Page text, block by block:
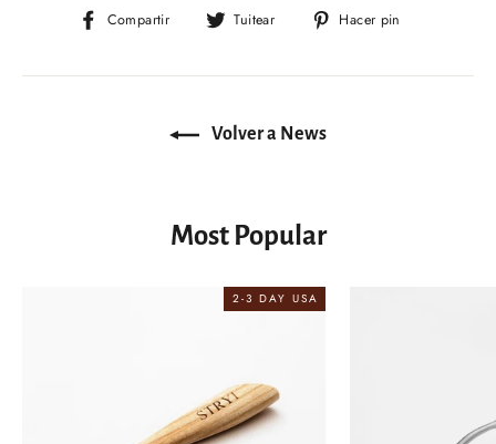
Compartir
Compartir
Tuitear
Tuitear Hacer pin
Volver a News
Most Popular
2-3 DAY USA